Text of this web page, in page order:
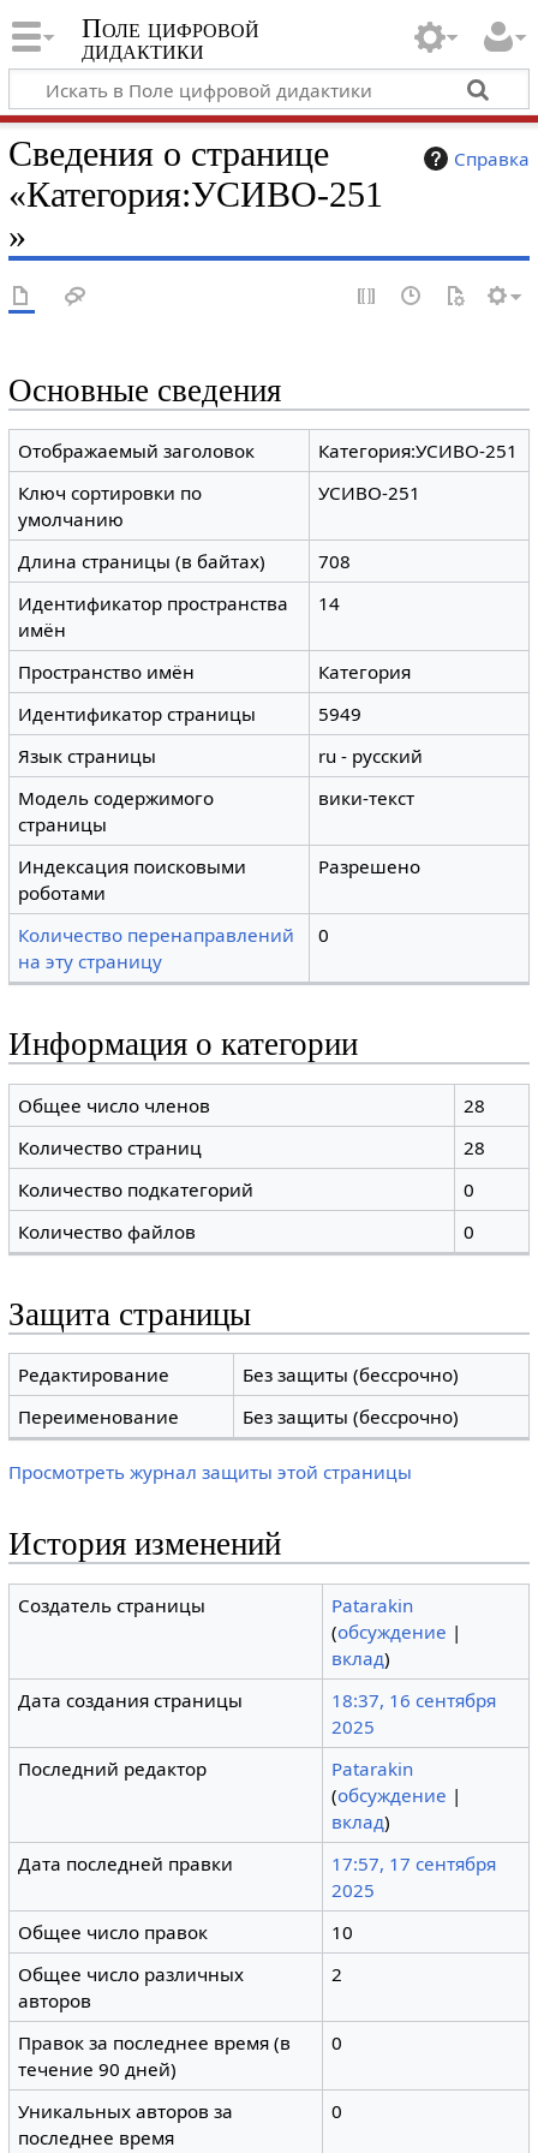
Поле цифровой
дидактики
Справка
Сведения о странице
«Категория:УСИВО-251
»
Основные сведения
Отображаемый заголовок
Категория:УСИВО-251
Ключ сортировки по
умолчанию
УСИВО-251
Длина страницы (в байтах)
708
Идентификатор пространства
имён
14
Пространство имён
Категория
Идентификатор страницы
5949
Язык страницы
ru - русский
Модель содержимого
страницы
вики-текст
Индексация поисковыми
роботами
Разрешено
Количество перенаправлений
на эту страницу
0
Информация о категории
Общее число членов
28
Количество страниц
28
Количество подкатегорий
0
Количество файлов
0
Защита страницы
Редактирование
Без защиты (бессрочно)
Переименование
Без защиты (бессрочно)
Просмотреть журнал защиты этой страницы
История изменений
Создатель страницы
Patarakin
(обсуждение |
вклад)
Дата создания страницы
18:37, 16 сентября
2025
Последний редактор
Patarakin
(обсуждение |
вклад)
Дата последней правки
17:57, 17 сентября
2025
Общее число правок
10
Общее число различных
авторов
2
Правок за последнее время (в
течение 90 дней)
0
Уникальных авторов за
последнее время
0